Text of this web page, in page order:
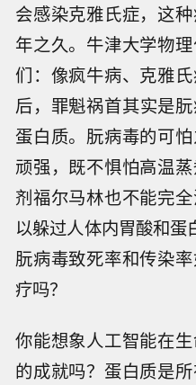
会感染克雅氏症，这
年之久。牛津大学物
们：像疯牛病、克雅
后，罪魁祸首其实是
蛋白质。朊病毒的可
顽强，既不惧怕高温
剂福尔马林也不能完
以躲过人体内胃酸和蛋
朊病毒致死率和传染
疗吗？
你能想象人工智能在
的成就吗？蛋白质是